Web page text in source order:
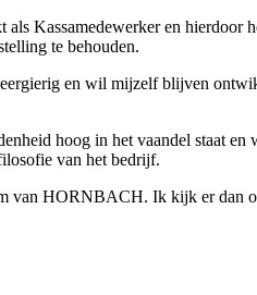
Kassamedewerker en hierdoor
te behouden.
en wil mijzelf blijven
hoog in het vaandel staat en
van het bedrijf.
van HORNBACH. Ik kijk er dan